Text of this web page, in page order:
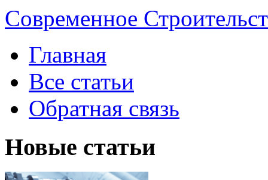
Современное
Главная
Все статьи
Обратная связь
Новые статьи